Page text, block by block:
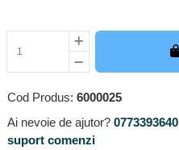
Cod Produs: 6000025
Ai nevoie de ajutor?
suport comenzi